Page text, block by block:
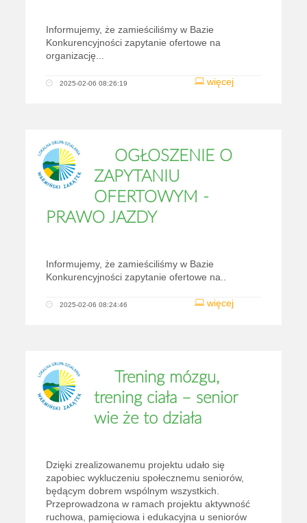
Informujemy, że zamieściliśmy w Bazie
Konkurencyjności zapytanie ofertowe na
organizację...
więcej
2025-02-06 08:26:19
OGŁOSZENIE O
ZAPYTANIU
OFERTOWYM -
PRAWO JAZDY
Informujemy, że zamieściliśmy w Bazie
Konkurencyjności zapytanie ofertowe na..
więcej
2025-02-06 08:24:46
​Trening mózgu,
trening ciała – senior
wie że to działa
Dzięki zrealizowanemu projektu udało się
zapobiec wykluczeniu społecznemu seniorów,
będącym dobrem wspólnym wszystkich.
Przeprowadzona w ramach projektu aktywność
ruchowa, pamięciowa i edukacyjna u seniorów